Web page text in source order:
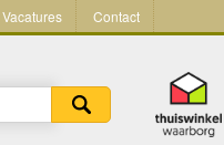
Vacatures Contact